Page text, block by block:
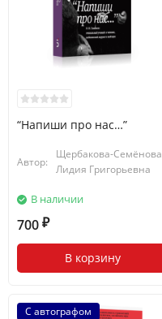
“Напиши про нас…”
Автор:
Щербакова-Семёнова
Лидия Григорьевна
В наличии
700 ₽
В корзину
С автографом